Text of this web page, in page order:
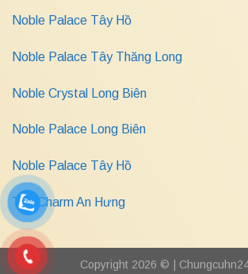
Noble Palace Tây Hồ
Noble Palace Tây Thăng Long
Noble Crystal Long Biên
Noble Palace Long Biên
Noble Palace Tây Hồ
The Charm An Hưng
Copyright 2026 © |